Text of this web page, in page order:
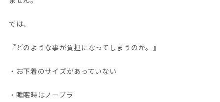
では、
『どのような事が負担になってしまうのか。』
・お下着のサイズがあっていない
・睡眠時はノーブラ